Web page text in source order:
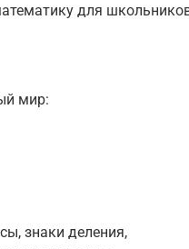
для
мир:
знаки деления,